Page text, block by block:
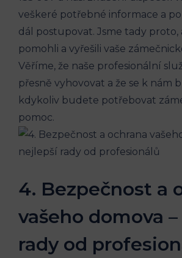
veškeré potřebné informace a
dál postupovat. Jsme tady proto,
pomohli a vyřešili vaše
Věříme, že naše profesionální
přesně vyhovovat a že se k nám
kdykoliv budete potřebovat
pomoc.
4. Bezpečnost a
vašeho domova
rady od